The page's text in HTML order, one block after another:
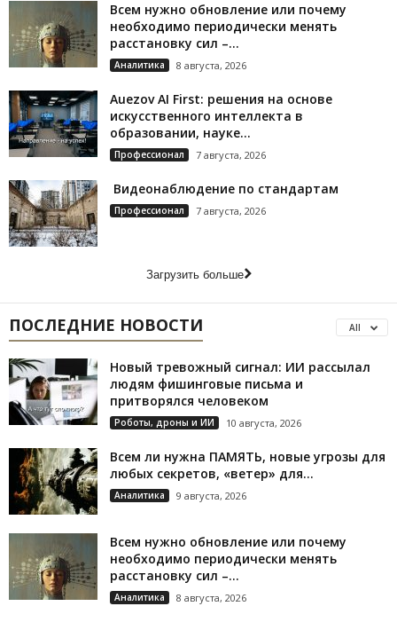
Всем нужно обновление или почему
необходимо периодически менять
расстановку сил –...
Аналитика 8 августа, 2026
Auezov AI First: решения на основе
искусственного интеллекта в
образовании, науке...
Профессионал 7 августа, 2026
Видеонаблюдение по стандартам
Профессионал 7 августа, 2026
Загрузить больше
ПОСЛЕДНИЕ НОВОСТИ All
Новый тревожный сигнал: ИИ рассылал
людям фишинговые письма и
притворялся человеком
Роботы, дроны и ИИ 10 августа, 2026
Всем ли нужна ПАМЯТЬ, новые угрозы для
любых секретов, «ветер» для...
Аналитика 9 августа, 2026
Всем нужно обновление или почему
необходимо периодически менять
расстановку сил –...
Аналитика 8 августа, 2026